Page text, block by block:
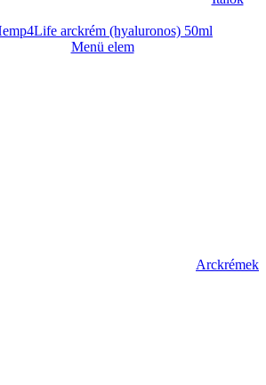
arckrém (hyaluronos) 50ml
Menü elem
Arckrémek